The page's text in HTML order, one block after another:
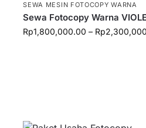
SEWA MESIN FOTOCOPY WARNA
Sewa Fotocopy Warna
Rp1,800,000.00 – Rp